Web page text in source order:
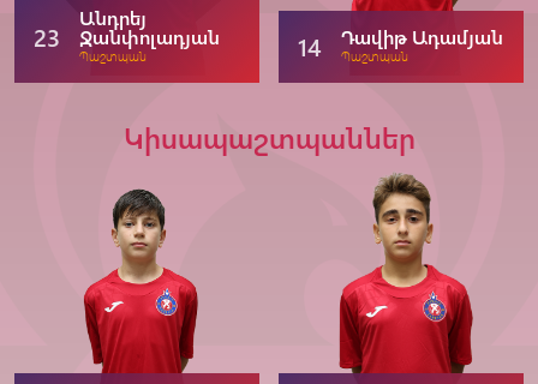
23
Անդրեյ
Ջանփոլադյան
Պաշտպան 14 Դավիթ Ադամյան
Պաշտպան
Կիսապաշտպաններ